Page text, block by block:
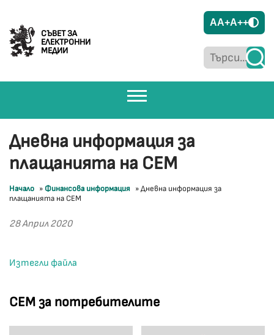
СЪВЕТ ЗА
ЕЛЕКТРОННИ
МЕДИИ
AA+A++
СЕМ за потребителите
Дневна информация за
плащанията на СЕМ
Начало » Финансова информация »Дневна информация за
плащанията на СЕМ
28 Април 2020
Изтегли файла